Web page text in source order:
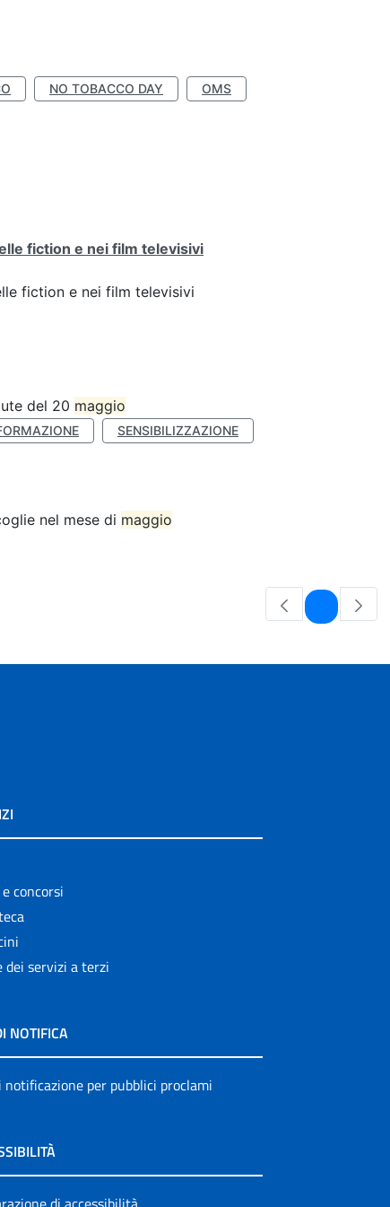
NO TOBACCO DAY OMS
fiction e nei film televisivi
fiction e nei film televisivi
del 20 maggio
SENSIBILIZZAZIONE
nel mese di maggio
Pagina
concorsi
dei servizi a terzi
NOTIFICA
per pubblici proclami